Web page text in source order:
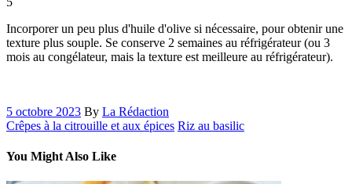
Incorporer un peu plus d'huile d'olive si nécessaire, pour obtenir une
texture plus souple. Se conserve 2 semaines au réfrigérateur (ou 3
mois au congélateur, mais la texture est meilleure au réfrigérateur).
5 octobre 2023 By La Rédaction
Crêpes à la citrouille et aux épices Riz au basilic
You Might Also Like